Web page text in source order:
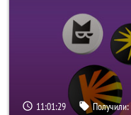
11:01:28 Получили: